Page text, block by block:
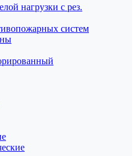
нагрузки с рез.
систем